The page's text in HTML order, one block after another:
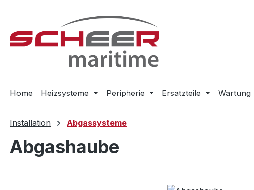
Home Heizsysteme Peripherie Ersatzteile Wartung
Installation Abgassysteme
Abgashaube